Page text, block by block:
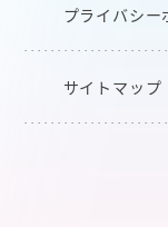
プライバシー
サイトマップ